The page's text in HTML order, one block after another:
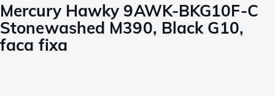
Mercury Hawky 9AWK-BKG10F-C
Stonewashed M390, Black G10,
faca fixa